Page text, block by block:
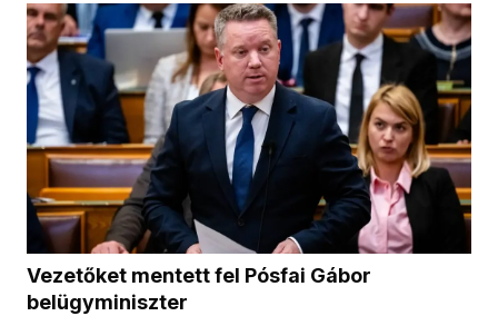
Vezetőket mentett fel Pósfai Gábor
belügyminiszter